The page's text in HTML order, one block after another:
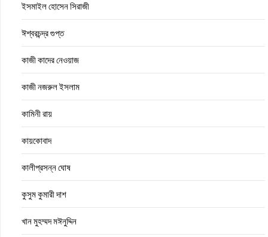
ইসমাইল হোসেন সিরাজী
ঈশ্বরচন্দ্র গুপ্ত
কাজী কাদের নেওয়াজ
কাজী নজরুল ইসলাম
কামিনী রায়
কায়কোবাদ
কালীপ্রসন্ন ঘোষ
কুসুম কুমারী দাশ
খান মুহম্মদ মঈনুদ্দিন